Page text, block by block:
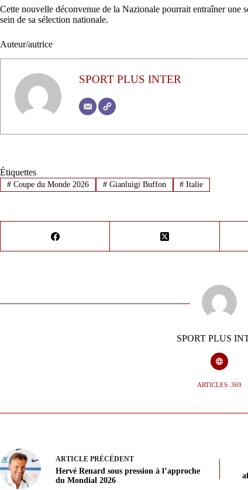
Cette nouvelle déconvenue de la Nazionale pourrait entraîner une
sein de sa sélection nationale.
Auteur/autrice
SPORT PLUS INTER
Étiquettes
#Coupe du Monde 2026 #Gianluigi Buffon # Italie
SPORT PLUS
ARTICLES: 369
ARTICLE PRÉCÉDENT
Hervé Renard sous pression à l’approche
du Mondial 2026